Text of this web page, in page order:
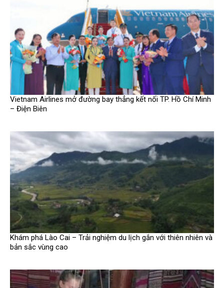
Vietnam Airlines mở đường bay thẳng kết nối TP. Hồ Chí Minh
– Điện Biên
Khám phá Lào Cai – Trải nghiệm du lịch gắn với thiên nhiên và
bản sắc vùng cao